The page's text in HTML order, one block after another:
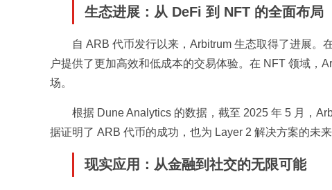
生态进展：从 DeFi 到 NFT 的全面布局
自 ARB 代币发行以来，Arbitrum 生态取得了进展。
户提供了更加高效和低成本的交易体验。在 NFT 领域，
场。
根据 Dune Analytics 的数据，截至 2025 年 5 月，
据证明了 ARB 代币的成功，也为 Layer 2 解决方案的未
现实应用：从金融到社交的无限可能